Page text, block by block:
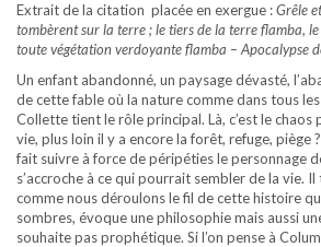
Extrait de la citation placée en exergue :Grêle
tombèrent sur la terre ; le tiers de la terre flamba,
toute végétation verdoyante flamba – Apocalypse
Un enfant abandonné, un paysage dévasté,
de cette fable où la nature comme dans tous
Collette tient le rôle principal. Là, c’est le chaos
vie, plus loin il y a encore la forêt, refuge, piège
fait suivre à force de péripéties le personnage
s’accroche à ce qui pourrait sembler de la vie.
comme nous déroulons le fil de cette histoire
sombres, évoque une philosophie mais aussi
souhaite pas prophétique. Si l’on pense à